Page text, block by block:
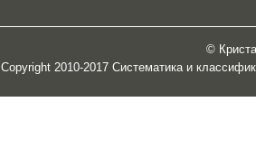
©
Copyright 2010-2017 Систематика и